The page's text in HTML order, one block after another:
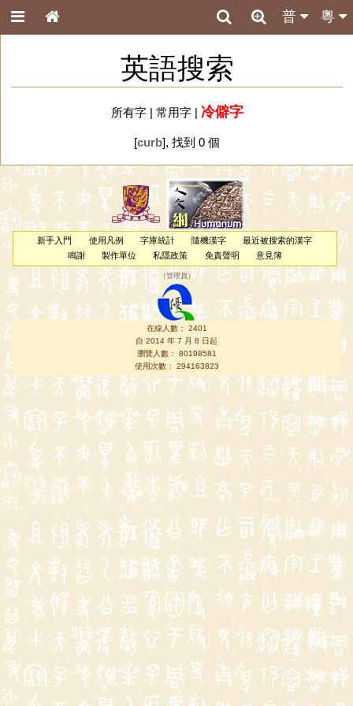
粵
普
英語搜索
所有字| 常用字| 冷僻字
[curb], 找到 0 個
新手入門 使用凡例 字庫統計 隨機漢字
最近被搜索的漢字
鳴謝
製作單位 私隱政策 免責聲明 意見簿
（管理員 ）
在線人數： 2401
自 2014 年 7 月 8 日起
瀏覽人數： 80198581
使用次數： 294163823